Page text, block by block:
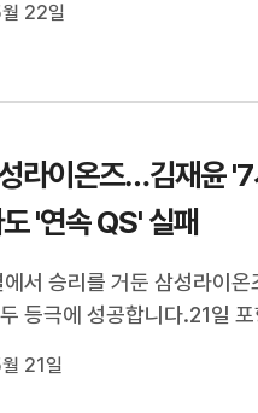
나섭니다.지난 라운드 김해
22일
라이온즈…김재윤
'연속 QS' 실패
서 승리를 거둔 삼성라이
등극에 성공합니다.21일
와 불펜진의 집중력을 바탕
21일